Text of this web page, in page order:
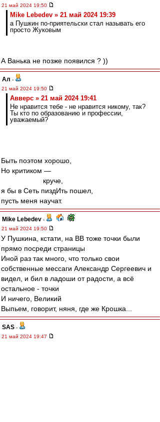
21 май 2024 19:50
Mike Lebedev » 21 май 2024 19:39
а Пушкин по-приятельски стал называть его
просто Жуковым
А Ванька не позже появился ? ))
Ал -
21 май 2024 19:50
Авверс » 21 май 2024 19:41
Не нравится тебе - не нравится никому, так?
Ты кто по образованию и профессии,
уважаемый?
Быть поэтом хорошо,
Но критиком —
круче,
я бы в Сеть пиздИть пошел,
пусть меня научат.
Mike Lebedev -
21 май 2024 19:50
У Пушкина, кстати, на ВВ тоже точки были
прямо посреди страницы
Иной раз так много, что только свои
собственные мессаги Александр Сергеевич и
видел, и бил в ладоши от радости, а всё
остальное - точки
И ничего, Великий
Выпьем, говорит, няня, где же Крошка...
SAS -
21 май 2024 19:47